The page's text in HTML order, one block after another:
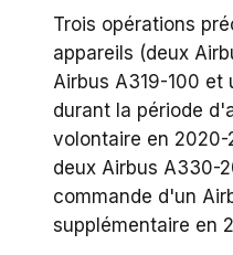
Trois opérations
appareils (deux
Airbus A319-100
durant la période
volontaire en 2020-
deux Airbus A330-
commande d'un
supplémentaire en